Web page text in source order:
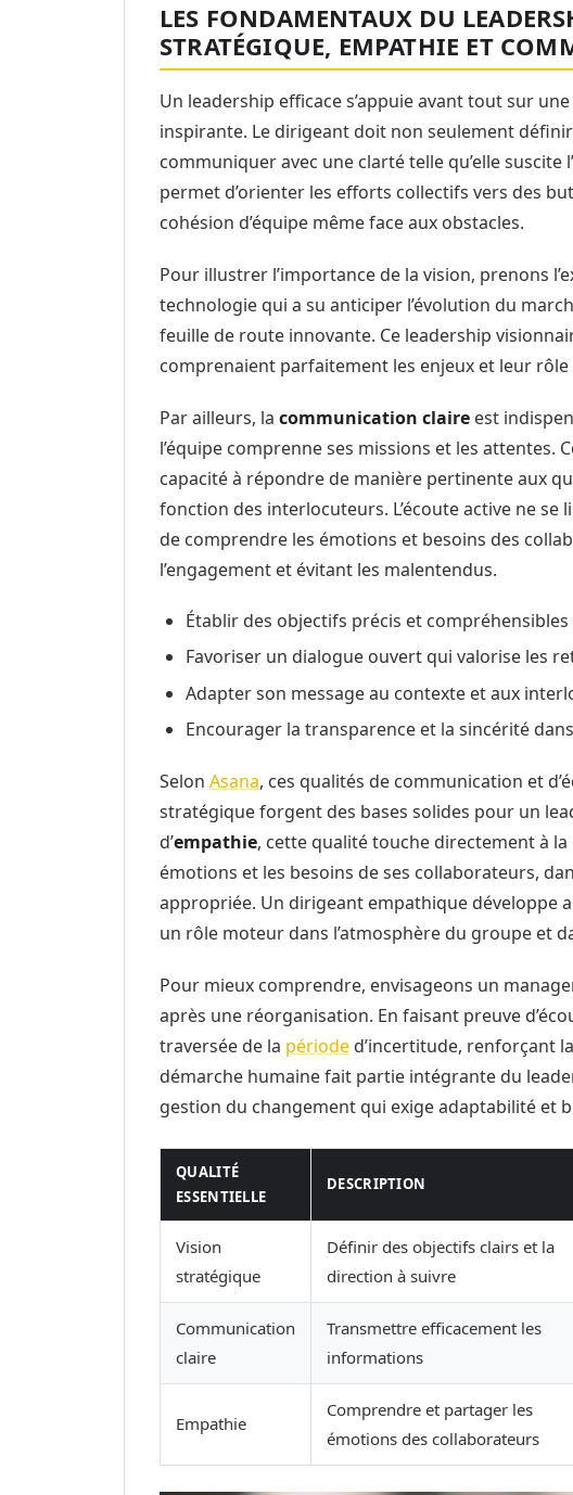
LES FONDAMENTAUX DU
STRATÉGIQUE, EMPATHIE ET
Un leadership efficace s’appuie avant tout sur
inspirante. Le dirigeant doit non seulement
communiquer avec une clarté telle qu’elle suscite
permet d’orienter les efforts collectifs vers des
cohésion d’équipe même face aux obstacles.
Pour illustrer l’importance de la vision, prenons
technologie qui a su anticiper l’évolution du
feuille de route innovante. Ce leadership
comprenaient parfaitement les enjeux et leur
Par ailleurs, la communication claire est
l’équipe comprenne ses missions et les attentes.
capacité à répondre de manière pertinente aux
fonction des interlocuteurs. L’écoute active ne
de comprendre les émotions et besoins des
l’engagement et évitant les malentendus.
Établir des objectifs précis et compréhensibles
Favoriser un dialogue ouvert qui valorise les
Adapter son message au contexte et aux
Encourager la transparence et la sincérité
Selon Asana, ces qualités de communication et
stratégique forgent des bases solides pour un
d’empathie, cette qualité touche directement à
émotions et les besoins de ses collaborateurs,
appropriée. Un dirigeant empathique développe
un rôle moteur dans l’atmosphère du groupe et
Pour mieux comprendre, envisageons un
après une réorganisation. En faisant preuve
traversée de la période d’incertitude, renforçant
démarche humaine fait partie intégrante du
gestion du changement qui exige adaptabilité et
QUALITÉ
ESSENTIELLE
DESCRIPTION
Vision
stratégique
Définir des objectifs clairs et la
direction à suivre
Communication
claire
Transmettre efficacement les
informations
Empathie
Comprendre et partager les
émotions des collaborateurs